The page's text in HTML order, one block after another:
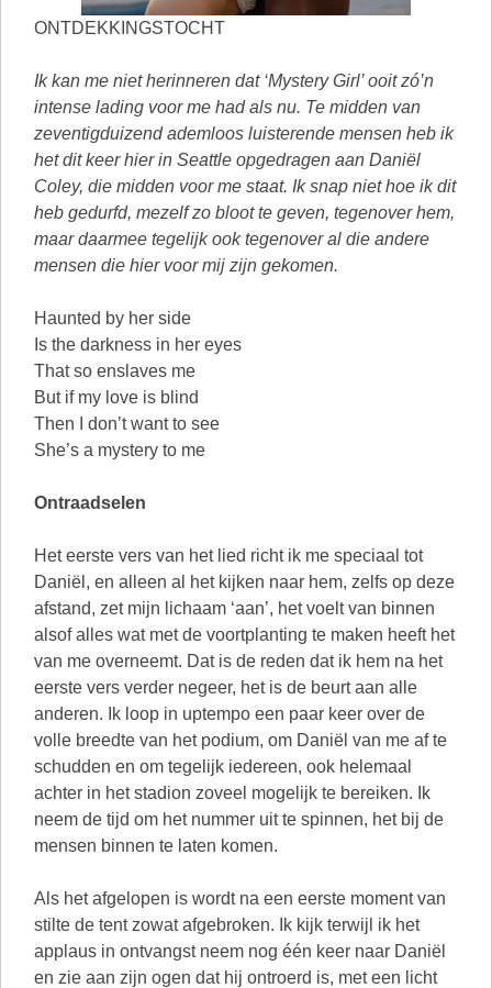
ONTDEKKINGSTOCHT
Ik kan me niet herinneren dat ‘Mystery Girl’ ooit zó’n
intense lading voor me had als nu. Te midden van
zeventigduizend ademloos luisterende mensen heb ik
het dit keer hier in Seattle opgedragen aan Daniël
Coley, die midden voor me staat. Ik snap niet hoe ik dit
heb gedurfd, mezelf zo bloot te geven, tegenover hem,
maar daarmee tegelijk ook tegenover al die andere
mensen die hier voor mij zijn gekomen.
Haunted by her side
Is the darkness in her eyes
That so enslaves me
But if my love is blind
Then I don’t want to see
She’s a mystery to me
Ontraadselen
Het eerste vers van het lied richt ik me speciaal tot
Daniël, en alleen al het kijken naar hem, zelfs op deze
afstand, zet mijn lichaam ‘aan’, het voelt van binnen
alsof alles wat met de voortplanting te maken heeft het
van me overneemt. Dat is de reden dat ik hem na het
eerste vers verder negeer, het is de beurt aan alle
anderen. Ik loop in uptempo een paar keer over de
volle breedte van het podium, om Daniël van me af te
schudden en om tegelijk iedereen, ook helemaal
achter in het stadion zoveel mogelijk te bereiken. Ik
neem de tijd om het nummer uit te spinnen, het bij de
mensen binnen te laten komen.
Als het afgelopen is wordt na een eerste moment van
stilte de tent zowat afgebroken. Ik kijk terwijl ik het
applaus in ontvangst neem nog één keer naar Daniël
en zie aan zijn ogen dat hij ontroerd is, met een licht